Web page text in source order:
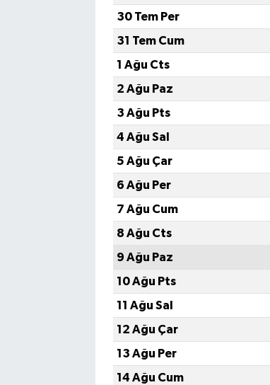
30 Tem Per
31 Tem Cum
1 Ağu Cts
2 Ağu Paz
3 Ağu Pts
4 Ağu Sal
5 Ağu Çar
6 Ağu Per
7 Ağu Cum
8 Ağu Cts
9 Ağu Paz
10 Ağu Pts
11 Ağu Sal
12 Ağu Çar
13 Ağu Per
14 Ağu Cum